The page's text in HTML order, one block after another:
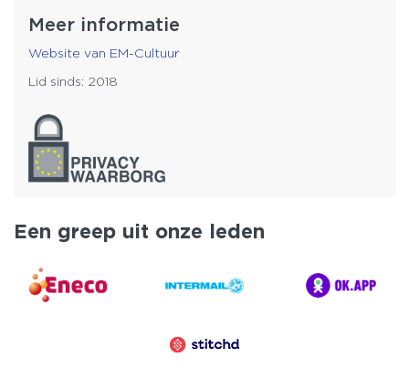
Meer informatie
Website van EM-Cultuur
Lid sinds: 2018
Een greep uit onze leden